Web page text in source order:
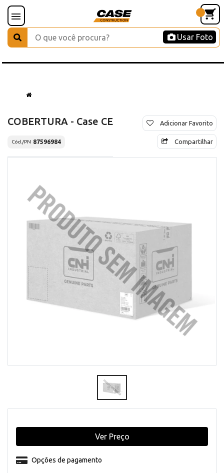
Usar Foto
COBERTURA - Case CE
Cód./PN 87596984
Adicionar Favorito
Compartilhar
Opções de pagamento
Ver Preço